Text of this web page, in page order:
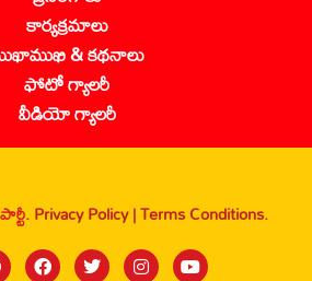
కార్యక్రమాలు
& కథనాలు
ఫోటో గ్యాలరీ
వీడియో గ్యాలరీ
Privacy Policy |Terms Conditions.